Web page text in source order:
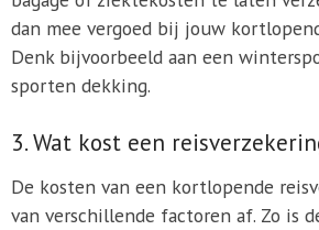
dan mee vergoed bij jouw
Denk bijvoorbeeld aan een
sporten dekking.
3. Wat kost een
De kosten van een kortlopende
van verschillende factoren af. Zo is